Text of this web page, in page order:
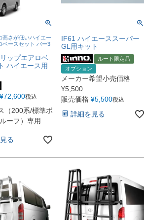
高さが低いハイエー
ベースセット バー3
ップエアロベ
ハイエース用
¥72,600税込
（200系/標準ボ
ーフ）専用
る
IF61 ハイエーススーパー
GL用キット
ルート限定品
オプション
メーカー希望小売価格
¥5,500
販売価格 ¥5,500税込
詳細を見る